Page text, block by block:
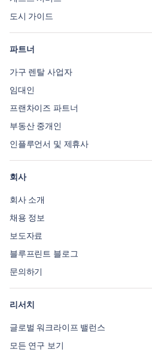
도시 가이드
파트너
가구 렌탈 사업자
임대인
프랜차이즈 파트너
부동산 중개인
인플루언서 및 제휴사
회사
회사 소개
채용 정보
보도자료
블루프린트 블로그
문의하기
리서치
글로벌 워크라이프 밸런스
모든 연구 보기